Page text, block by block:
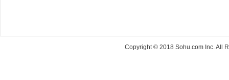
Copyright © 2018 Sohu.com Inc. All